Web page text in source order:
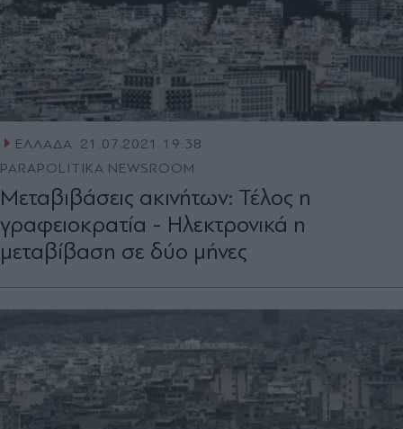
ΕΛΛΑΔΑ 21.07.2021 19:38
PARAPOLITIKA NEWSROOM
Μεταβιβάσεις ακινήτων: Τέλος η
γραφειοκρατία - Ηλεκτρονικά η
μεταβίβαση σε δύο μήνες